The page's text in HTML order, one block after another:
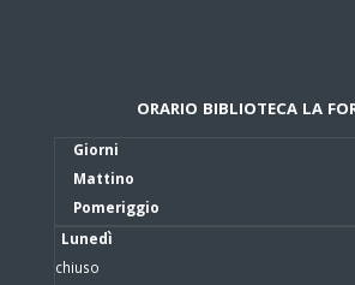
ORARIO BIBLIOTECA LA
Giorni
Mattino
Pomeriggio
Lunedì
chiuso